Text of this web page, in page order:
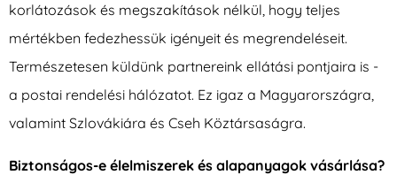
korlátozások és megszakítások nélkül, hogy teljes
mértékben fedezhessük igényeit és megrendeléseit.
Természetesen küldünk partnereink ellátási pontjaira is -
a postai rendelési hálózatot. Ez igaz a Magyarországra,
valamint Szlovákiára és Cseh Köztársaságra.
Biztonságos-e élelmiszerek és alapanyagok vásárlása?